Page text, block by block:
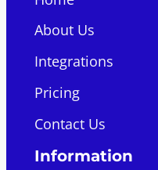
About Us
Integrations
Pricing
Contact Us
Information